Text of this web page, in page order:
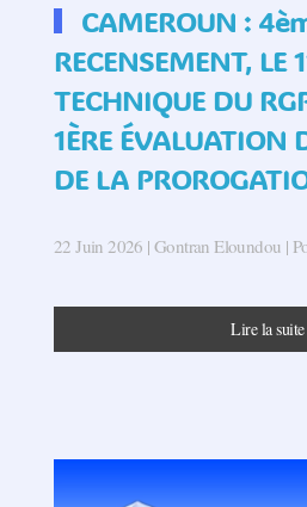
CAMEROUN :
RECENSEMENT, LE
TECHNIQUE DU
1ÈRE ÉVALUATION
DE LA
22 Juin 2026 | Gontran Eloundou |
Lire la suite